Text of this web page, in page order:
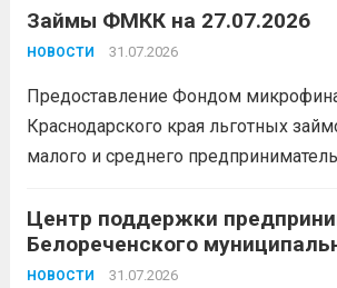
защиту Отечества:
единовременно;
каникулы;
дальше
Займы ФМКК на 27.07.2026
НОВОСТИ 31.07.2026
Предоставление Фондом
Краснодарского края льготных
малого и среднего
5 млн. рублей Срок от 7 мес. до 36
ставка 0,1- 8,15 % годовых
льготного периода...
Центр поддержки
Белореченского
Краснодарского края
НОВОСТИ 31.07.2026